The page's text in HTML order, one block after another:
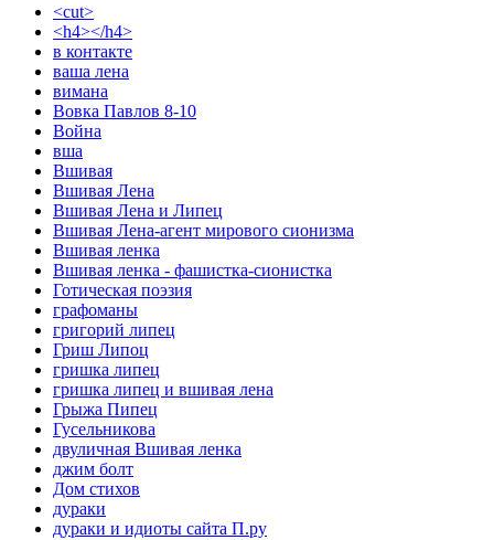
<cut>
<h4></h4>
в контакте
ваша лена
вимана
Вовка Павлов 8-10
Война
вша
Вшивая
Вшивая Лена
Вшивая Лена и Липец
Вшивая Лена-агент мирового сионизма
Вшивая ленка
Вшивая ленка - фашистка-сионистка
Готическая поэзия
графоманы
григорий липец
Гриш Липоц
гришка липец
гришка липец и вшивая лена
Грыжа Пипец
Гусельникова
двуличная Вшивая ленка
джим болт
Дом стихов
дураки
дураки и идиоты сайта П.ру